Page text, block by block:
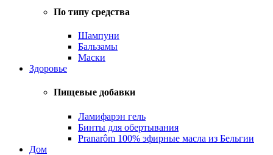
По типу средства
Шампуни
Бальзамы
Маски
Здоровье
Пищевые добавки
Ламифарэн гель
Бинты для обертывания
Pranarôm 100% эфирные масла из Бельгии
Дом